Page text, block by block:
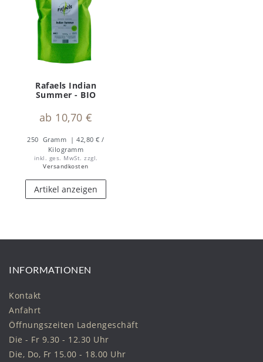
Rafaels Indian
Summer - BIO
ab 10,70 €
250 Gramm | 42,80 € /
Kilogramm
inkl. ges. MwSt. zzgl.
Versandkosten
Artikel anzeigen
INFORMATIONEN
Kontakt
Anfahrt
Öffnungszeiten Ladengeschäft
Die - Fr 9.30 - 12.30 Uhr
Die, Do, Fr 15.00 - 18.00 Uhr